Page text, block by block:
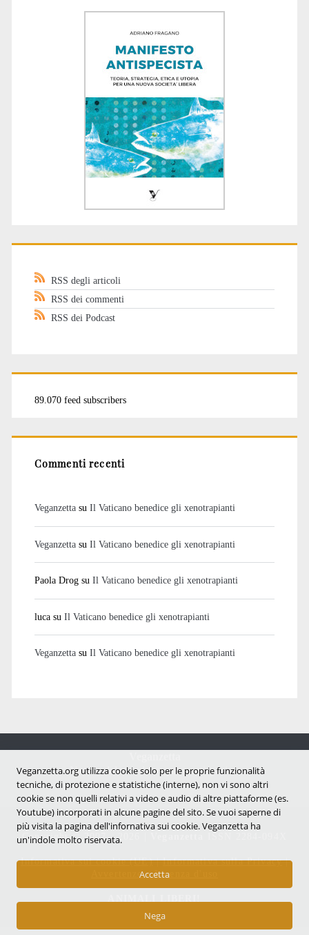
RSS degli articoli
RSS dei commenti
RSS dei Podcast
89.070 feed subscribers
Commenti recenti
Veganzettasu Il Vaticano benedice gli xenotrapianti
Veganzettasu Il Vaticano benedice gli xenotrapianti
Paola Drogsu Il Vaticano benedice gli xenotrapianti
lucasu Il Vaticano benedice gli xenotrapianti
Veganzettasu Il Vaticano benedice gli xenotrapianti
Notizie dal mondo vegan e antispecista
Copyright © 2007 - 2026 |
Informativa sui cookie (UE)|Informativa sulla Privacy|
Avvertenze e Licenza d'uso
Veganzetta.org utilizza cookie solo per le proprie funzionalità
tecniche, di protezione e statistiche (interne), non vi sono altri
cookie se non quelli relativi a video e audio di altre piattaforme (es.
Youtube) incorporati in alcune pagine del sito. Se vuoi saperne di
più visita la pagina dell'infornativa sui cookie. Veganzetta ha
un'indole molto riservata.
Accetta
Nega